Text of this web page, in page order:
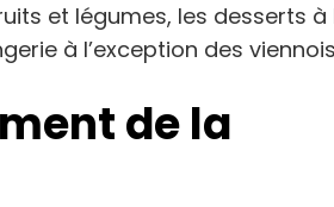
et légumes, les desserts à
à l’exception des
de la